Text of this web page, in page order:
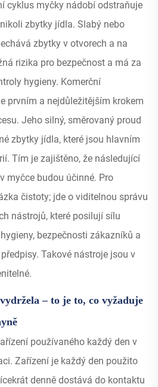
cyklus myčky nádobí odstraňuje
zbytky jídla. Slabý nebo
zbytky v otvorech a na
rizika pro bezpečnost a má za
hygieny. Komerční
prvním a nejdůležitějším krokem
Jeho silný, směrovaný proud
zbytky jídla, které jsou hlavním
Tím je zajištěno, že následující
myčce budou účinné. Pro
čistoty; jde o viditelnou správu
nástrojů, které posilují sílu
bezpečnosti zákazníků a
Takové nástroje jsou v
– to je to, co vyžaduje
používaného každý den v
Zařízení je každý den použito
denně dostává do kontaktu